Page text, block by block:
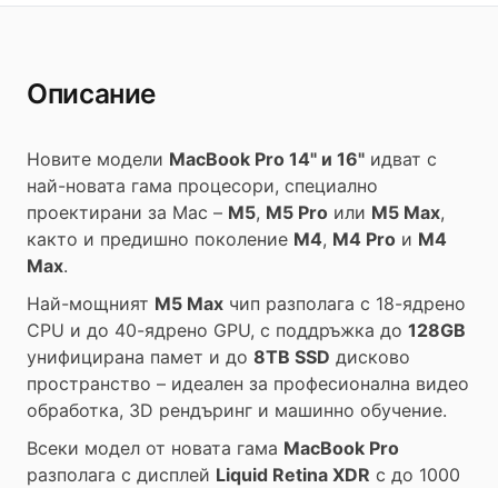
Описание
Новите модели MacBook Pro 14" и 16" идват с
най-новата гама процесори, специално
проектирани за Mac – M5, M5 Pro или M5 Max,
както и предишно поколение M4, M4 Pro и M4
Max.
Най-мощният M5 Max чип разполага с 18-ядрено
CPU и до 40-ядрено GPU, с поддръжка до 128GB
унифицирана памет и до 8TB SSD дисково
пространство – идеален за професионална видео
обработка, 3D рендъринг и машинно обучение.
Всеки модел от новата гама MacBook Pro
разполага с дисплей Liquid Retina XDR с до 1000